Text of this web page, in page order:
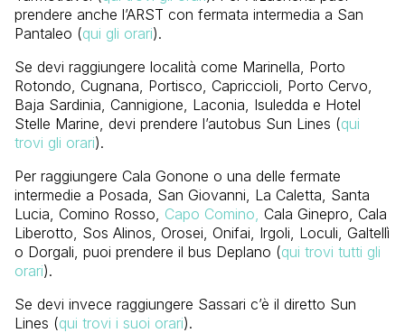
prendere anche l’ARST con fermata intermedia a San
Pantaleo (qui gli orari).
Se devi raggiungere località come Marinella, Porto
Rotondo, Cugnana, Portisco, Capriccioli, Porto Cervo,
Baja Sardinia, Cannigione, Laconia, Isuledda e Hotel
Stelle Marine, devi prendere l’autobus Sun Lines (qui
trovi gli orari).
Per raggiungere Cala Gonone o una delle fermate
intermedie a Posada, San Giovanni, La Caletta, Santa
Lucia, Comino Rosso, Capo Comino, Cala Ginepro, Cala
Liberotto, Sos Alinos, Orosei, Onifai, Irgoli, Loculi, Galtellì
o Dorgali, puoi prendere il bus Deplano (qui trovi tutti gli
orari).
Se devi invece raggiungere Sassari c’è il diretto Sun
Lines (qui trovi i suoi orari).